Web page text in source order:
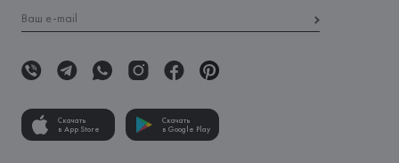
Скачать
в App Store
Скачать
в Google Play